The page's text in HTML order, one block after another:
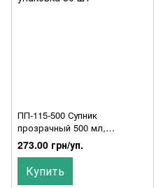
ПП-115-500 Супник
прозрачный 500 мл,
упаковка 50 шт
273.00 грн/уп.
Купить